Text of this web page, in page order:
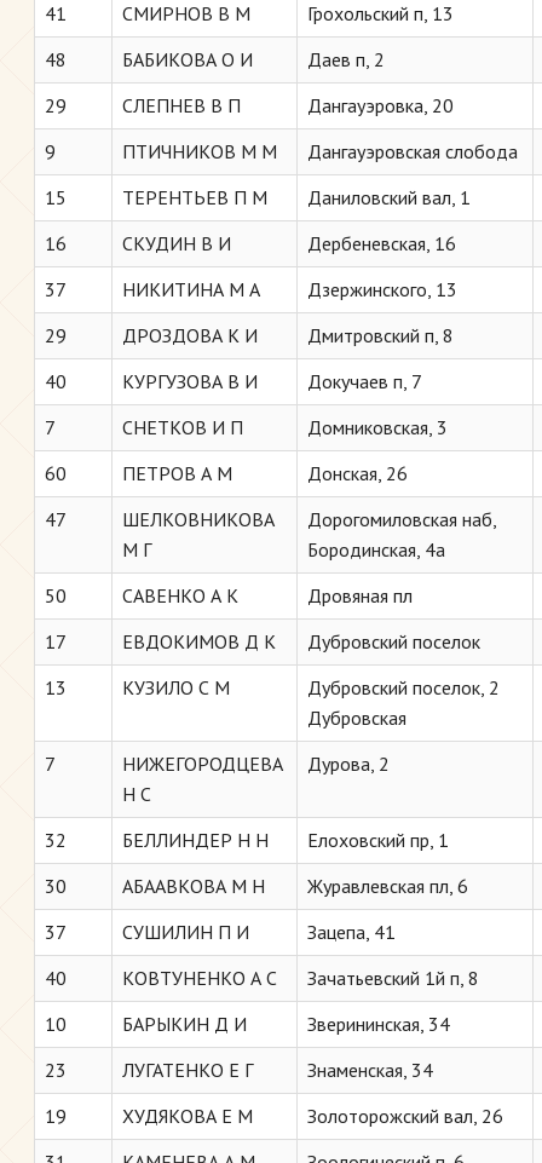
41
СМИРНОВ В М
Грохольский п, 13
48
БАБИКОВА О И
Даев п, 2
29
СЛЕПНЕВ В П
Дангауэровка, 20
9
ПТИЧНИКОВ М М
Дангауэровская слобода
15
ТЕРЕНТЬЕВ П М
Даниловский вал, 1
16
СКУДИН В И
Дербеневская, 16
37
НИКИТИНА М А
Дзержинского, 13
29
ДРОЗДОВА К И
Дмитровский п, 8
40
КУРГУЗОВА В И
Докучаев п, 7
7
СНЕТКОВ И П
Домниковская, 3
60
ПЕТРОВ А М
Донская, 26
47
ШЕЛКОВНИКОВА
М Г
Дорогомиловская наб,
Бородинская, 4а
50
САВЕНКО А К
Дровяная пл
17
ЕВДОКИМОВ Д К
Дубровский поселок
13
КУЗИЛО С М
Дубровский поселок, 2
Дубровская
7
НИЖЕГОРОДЦЕВА
Н С
Дурова, 2
32 БЕЛЛИНДЕР Н Н
Елоховский пр, 1
30
АБАABКОВА М Н
Журавлевская пл, 6
37
СУШИЛИН П И
Зацепа, 41
40
КОВТУНЕНКО А С
Зачатьевский 1й п, 8
10
БАРЫКИН Д И
Зверининская, 34
23
ЛУГАТЕНКО Е Г
Знаменская, 34
19
ХУДЯКОВА Е М
Золоторожский вал, 26